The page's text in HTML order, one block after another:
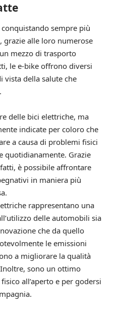
sempre più
grazie alle loro numerose
mezzo di trasporto
le e-bike offrono diversi
vista della salute che
delle bici elettriche, ma
indicate per coloro che
a causa di problemi fisici
quotidianamente. Grazie
è possibile affrontare
in maniera più
rappresentano una
delle automobili sia
che da quello
le emissioni
a migliorare la qualità
sono un ottimo
all’aperto e per godersi